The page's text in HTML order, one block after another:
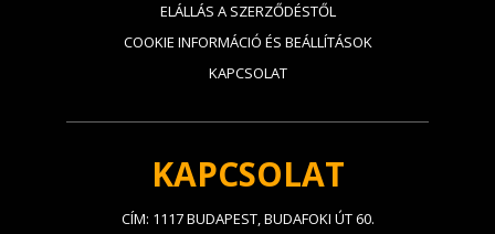
ELÁLLÁS A SZERZŐDÉSTŐL
COOKIE INFORMÁCIÓ ÉS BEÁLLÍTÁSOK
KAPCSOLAT
KAPCSOLAT
CÍM: 1117 BUDAPEST, BUDAFOKI ÚT 60.